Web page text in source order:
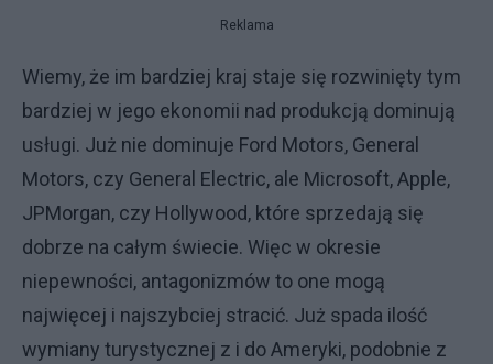
Reklama
Wiemy, że im bardziej kraj staje się rozwinięty tym
bardziej w jego ekonomii nad produkcją dominują
usługi. Już nie dominuje Ford Motors, General
Motors, czy General Electric, ale Microsoft, Apple,
JPMorgan, czy Hollywood, które sprzedają się
dobrze na całym świecie. Więc w okresie
niepewności, antagonizmów to one mogą
najwięcej i najszybciej stracić. Już spada ilość
wymiany turystycznej z i do Ameryki, podobnie z